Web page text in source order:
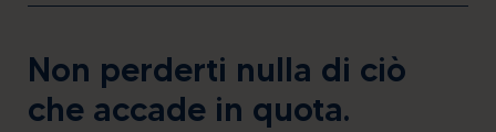
Non perderti nulla di ciò
che accade in quota.